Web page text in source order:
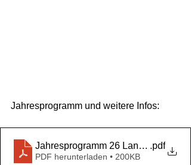
Jahresprogramm und weitere Infos:
Jahresprogramm 26 Landfrauen
.pdf
PDF herunterladen • 200KB